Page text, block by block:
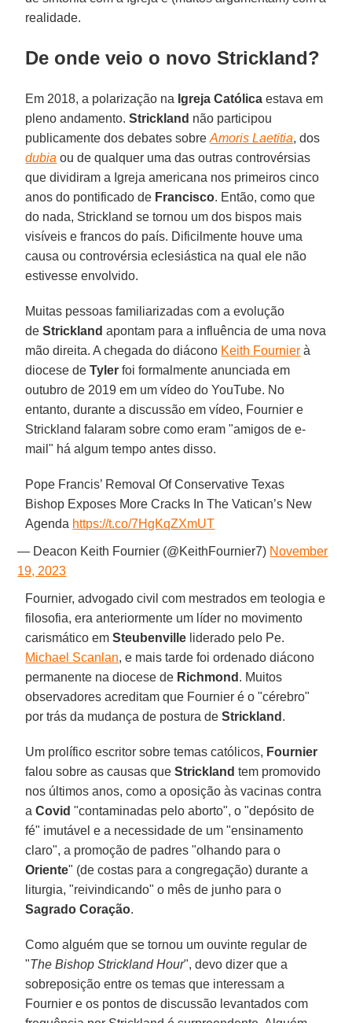
realidade.
De onde veio o novo Strickland?
Em 2018, a polarização na Igreja Católica estava em
pleno andamento.Strickland não participou
publicamente dos debates sobreAmoris Laetitia, dos
dubia ou de qualquer uma das outras controvérsias
que dividiram a Igreja americana nos primeiros cinco
anos do pontificado de Francisco. Então, como que
do nada, Strickland se tornou um dos bispos mais
visíveis e francos do país. Dificilmente houve uma
causa ou controvérsia eclesiástica na qual ele não
estivesse envolvido.
Muitas pessoas familiarizadas com a evolução
deStrickland apontam para a influência de uma nova
mão direita. A chegada do diácono Keith Fournier à
diocese deTyler foi formalmente anunciada em
outubro de 2019 em um vídeo do YouTube. No
entanto, durante a discussão em vídeo, Fournier e
Strickland falaram sobre como eram "amigos de e-
mail" há algum tempo antes disso.
Pope Francis’ Removal Of Conservative Texas
Bishop Exposes More Cracks In The Vatican’s New
Agenda https://t.co/7HgKqZXmUT
— Deacon Keith Fournier (@KeithFournier7) November
19, 2023
Fournier, advogado civil com mestrados em teologia e
filosofia, era anteriormente um líder no movimento
carismático emSteubenville liderado pelo Pe.
Michael Scanlan, e mais tarde foi ordenado diácono
permanente na diocese de Richmond . Muitos
observadores acreditam que Fournier é o "cérebro"
por trás da mudança de postura deStrickland .
Um prolífico escritor sobre temas católicos, Fournier
falou sobre as causas queStrickland tem promovido
nos últimos anos, como a oposição às vacinas contra
aCovid "contaminadas pelo aborto", o "depósito de
fé" imutável e a necessidade de um "ensinamento
claro", a promoção de padres "olhando para o
Oriente" (de costas para a congregação) durante a
liturgia, "reivindicando" o mês de junho para o
Sagrado Coração.
Como alguém que se tornou um ouvinte regular de
"The Bishop Strickland Hour", devo dizer que a
sobreposição entre os temas que interessam a
Fournier e os pontos de discussão levantados com